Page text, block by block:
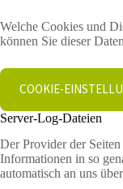
Welche Cookies und
können Sie dieser
COOKIE-
Server-Log-Dateien
Der Provider der
Informationen in so
automatisch an uns